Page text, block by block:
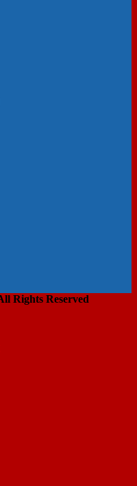
Rights Reserved